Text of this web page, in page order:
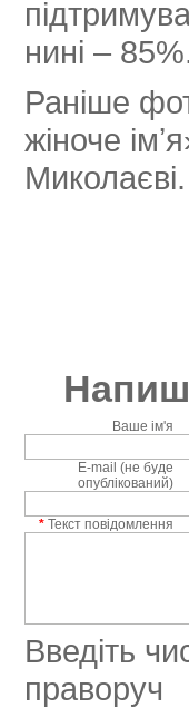
нині –
Раніше
жіноче
Миколаєві.
Ваше ім'я
E-mail (не буде
опублікований)
* Текст повідомлення
Введіть
праворуч